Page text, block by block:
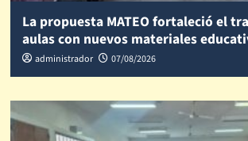
La propuesta MATEO fortaleció el
aulas con nuevos materiales
administrador 07/08/2026